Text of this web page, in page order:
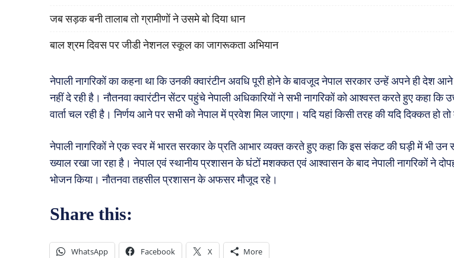
जब सड़क बनी तालाब तो ग्रामीणों ने उसमे बो दिया धान
बाल श्रम दिवस पर जीडी नेशनल स्कूल का जागरूकता अभियान
नेपाली नागरिकों का कहना था कि उनकी क्वारंटीन अवधि पूरी होने के बावजूद नेपाल सरकार उन्हें अपने ही देश
नहीं दे रही है। नौतनवा क्वारंटीन सेंटर पहुंचे नेपाली अधिकारियों ने सभी नागरिकों को आश्वस्त करते हुए कहा कि
वार्ता चल रही है। निर्णय आने पर सभी को नेपाल में प्रवेश मिल जाएगा। यदि यहां किसी तरह की यदि दिक्कत हो तो
नेपाली नागरिकों ने एक स्वर में भारत सरकार के प्रति आभार व्यक्त करते हुए कहा कि इस संकट की घड़ी में भी उन
ख्याल रखा जा रहा है। नेपाल एवं स्थानीय प्रशासन के घंटों मशक्कत एवं आश्वासन के बाद नेपाली नागरिकों ने
भोजन किया। नौतनवा तहसील प्रशासन के अफसर मौजूद रहे।
Share this:
WhatsApp Facebook X More